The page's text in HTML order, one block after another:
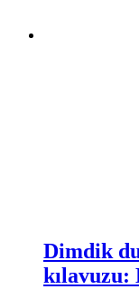
Dimdik
kılavuzu: